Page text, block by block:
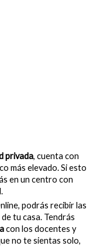
privada, cuenta con
más elevado. Si esto
en un centro con
podrás recibir las
tu casa. Tendrás
con los docentes y
no te sientas solo,